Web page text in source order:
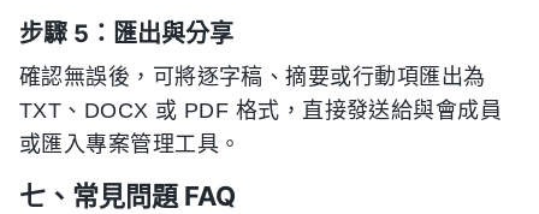
步驟 5：匯出與分享
確認無誤後，可將逐字稿、摘要或行動項匯出為
TXT、DOCX 或 PDF 格式，直接發送給與會成員
或匯入專案管理工具。
七、常見問題 FAQ